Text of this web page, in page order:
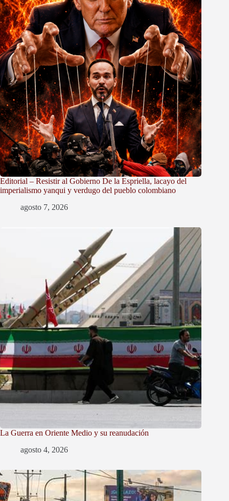
Editorial – Resistir al Gobierno De la Espriella, lacayo del
imperialismo yanqui y verdugo del pueblo colombiano
agosto 7, 2026
La Guerra en Oriente Medio y su reanudación
agosto 4, 2026